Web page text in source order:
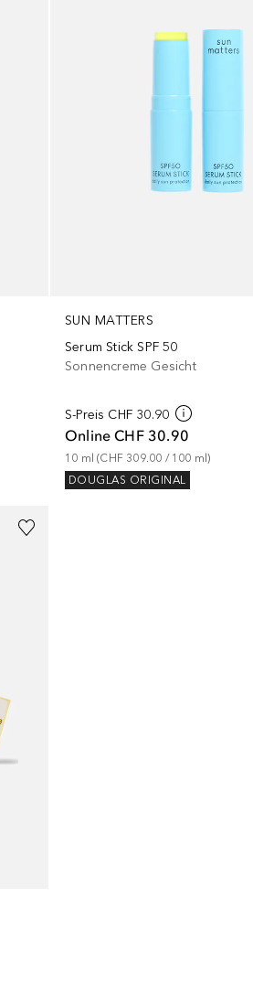
SUN MATTERS
Serum Stick SPF 50
Sonnencreme Gesicht
S-Preis CHF 30.90
Online CHF 30.90
10 ml (CHF 309.00 / 100 ml)
DOUGLAS ORIGINAL